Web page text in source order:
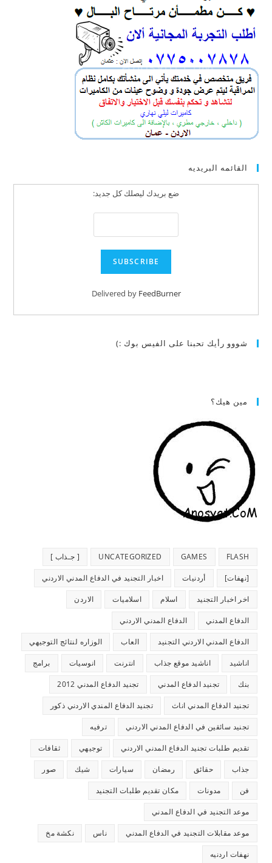
القائمه البريديه
ضع بريدك ليصلك كل جديد:
Delivered by FeedBurner
شووو رأيك تحبنا على الفيس بوك :)
مين هيك؟
FLASH
GAMES
UNCATEGORIZED [ جـذاب ]
[نهفات] أردنيات اخبار التجنيد في الدفاع المدني الاردني
اخر اخبار التجنيد اسلام اسلاميات الاردن
الدفاع المدني الدفاع المدني الاردني
الدفاع المدني الاردني التجنيد العاب الوزاره لنتائج التوجيهي
اناشيد اناشيد موقع جذاب انترنت انوسيات برامج
بنك تجنيد الدفاع المدني تجنيد الدفاع المدني 2012
تجنيد الدفاع المدني اناث تجنيد الدفاع المندي الاردني ذكور
تجنيد سائقين في الدفاع المدني الاردني ترفيه
تقديم طلبات تجنيد الدفاع المدني الاردني توجيهي ثقافات
جذاب حقائق رمضان سيارات شيك صور
فن مدونات مكان تقديم طلبات التجنيد
موعد التجنيد في الدفاع المدني
موعد مقابلات التجنيد في الدفاع المدني ناس نكشة مخ
نهفات اردنيه